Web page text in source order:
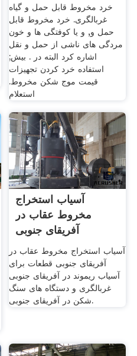
خرد مخروط قابل حمل و گیاه
غربالگری. خرد مخروط قابل
حمل و, و یا کوفتگی ها و خون
مردگی های ناشی از حمل و نقل
اشاره کرد البته در . بیش;
استفاده خرد کردن تجهیزات
قیمت موج شکن مخروط.
استعلام
آسیاب استخراج
مخروط عقاب در
آفریقای جنوبی
آسیاب استخراج مخروط عقاب در
آفریقای جنوبی قطعات برای
آسیاب ریموند در آفریقای جنوبی
غربالگری و دستگاه های سنگ
شکن در آفریقای جنوبی.